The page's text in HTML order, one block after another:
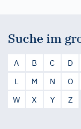
Suche im
A B C D
L
M N O
W
X Y Z